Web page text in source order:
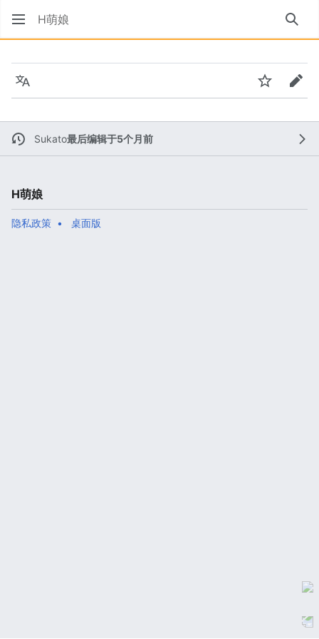
H萌娘 搜索
语言 监视 编辑
Sukato最后编辑于5个月前
H萌娘
隐私政策 桌面版